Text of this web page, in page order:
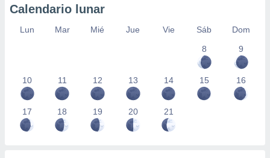
Calendario lunar
Lun Mar Mié Jue Vie Sáb
Dom
8
9
10 11 12 13 14 15 16
17 18 19 20 21